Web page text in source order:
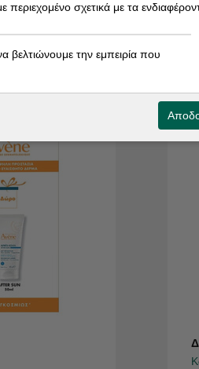
σχετικά με τα
βελτιώνουμε την εμπειρία που